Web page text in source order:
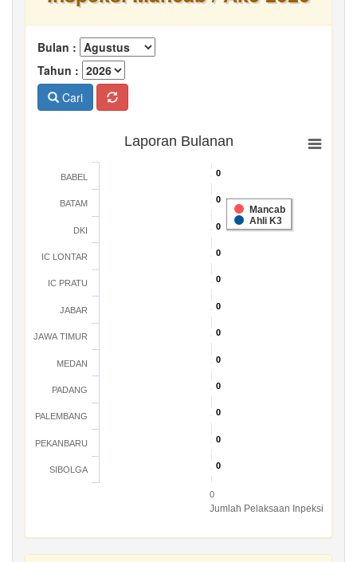
Bulan :
Tahun :
Cari
Jumlah Pelaksaan Inpeksi
Laporan Bulanan
0
0
0
0
0
0
0
0
0
0
0
0
0
0
0
0
0
0
0
0
0
0
0
0
Mancab
Ahli K3
BABEL
BATAM
DKI
IC LONTAR
IC PRATU
JABAR
JAWA TIMUR
MEDAN
PADANG
PALEMBANG
PEKANBARU
SIBOLGA
0